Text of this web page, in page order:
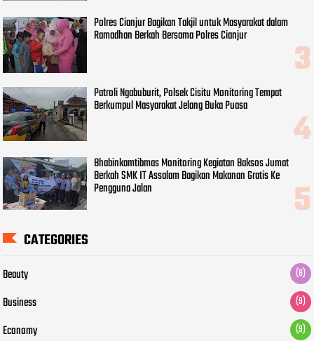
Polres Cianjur Bagikan Takjil untuk Masyarakat dalam
Ramadhan Berkah Bersama Polres Cianjur
Patroli Ngabuburit, Polsek Cisitu Monitoring Tempat
Berkumpul Masyarakat Jelang Buka Puasa
Bhabinkamtibmas Monitoring Kegiatan Baksos Jumat
Berkah SMK IT Assalam Bagikan Makanan Gratis Ke
Pengguna Jalan
CATEGORIES
Beauty (8)
Business (9)
Economy (9)